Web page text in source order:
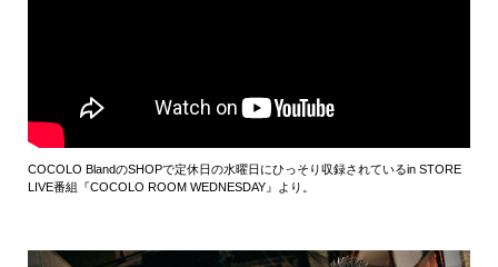
COCOLO BlandのSHOPで定休日の水曜日にひっそり収録されているin STORE
LIVE番組『COCOLO ROOM WEDNESDAY』より。